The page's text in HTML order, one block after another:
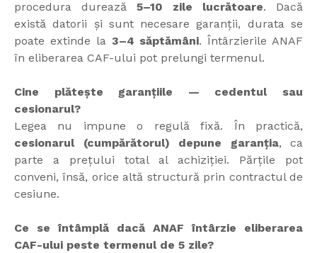
procedura durează 5–10 zile lucrătoare. Dacă
există datorii și sunt necesare garanții, durata se
poate extinde la 3–4 săptămâni. Întârzierile ANAF
în eliberarea CAF-ului pot prelungi termenul.
Cine plătește garanțiile — cedentul sau
cesionarul?
Legea nu impune o regulă fixă. În practică,
cesionarul (cumpărătorul) depune garanția, ca
parte a prețului total al achiziției. Părțile pot
conveni, însă, orice altă structură prin contractul de
cesiune.
Ce se întâmplă dacă ANAF întârzie eliberarea
CAF-ului peste termenul de 5 zile?